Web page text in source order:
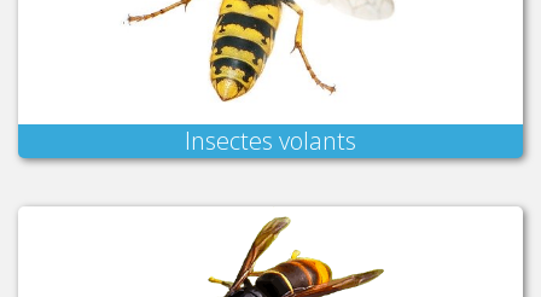
Insectes volants